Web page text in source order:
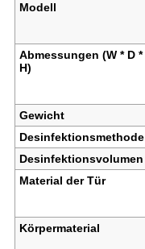
Modell
Abmessungen (W * D *
H)
Gewicht
Desinfektionsmethode
Desinfektionsvolumen
Material der Tür
Körpermaterial